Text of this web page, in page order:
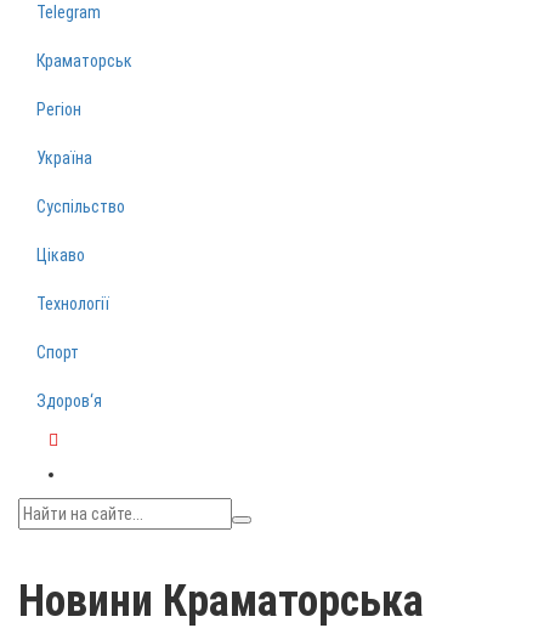
Telegram
Краматорськ
Регіон
Україна
Суспільство
Цікаво
Технології
Спорт
Здоров‘я
Новини Краматорська